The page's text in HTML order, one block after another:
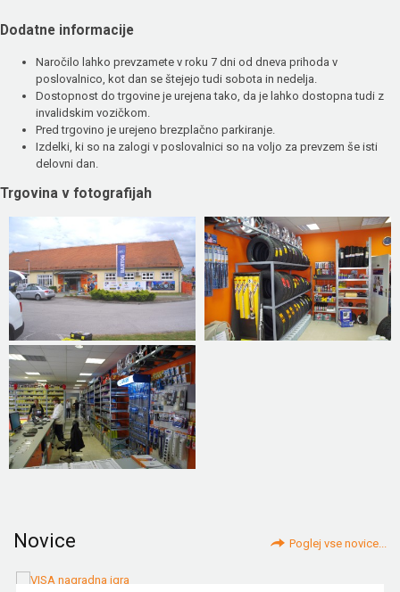
Dodatne informacije
Naročilo lahko prevzamete v roku 7 dni od dneva prihoda v
poslovalnico, kot dan se štejejo tudi sobota in nedelja.
Dostopnost do trgovine je urejena tako, da je lahko dostopna tudi z
invalidskim vozičkom.
Pred trgovino je urejeno brezplačno parkiranje.
Izdelki, ki so na zalogi v poslovalnici so na voljo za prevzem še isti
delovni dan.
Trgovina v fotografijah
Novice Poglej vse novice...